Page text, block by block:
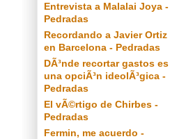
Entrevista a Malalai Joya -
Pedradas
Recordando a Javier Ortiz
en Barcelona - Pedradas
DÃ³nde recortar gastos es
una opciÃ³n ideolÃ³gica -
Pedradas
El vÃ©rtigo de Chirbes -
Pedradas
Fermin, me acuerdo -